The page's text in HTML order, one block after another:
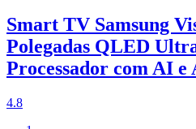
Smart TV Samsung
Polegadas QLED
Processador com AI
4.8